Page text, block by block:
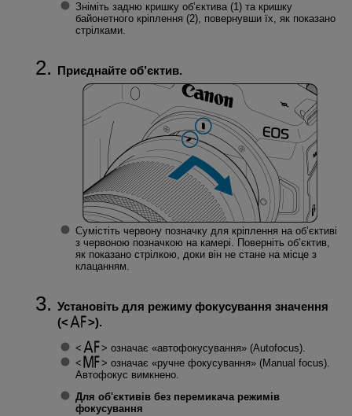
Зніміть задню кришку об’єктива (1) та кришку
байонетного кріплення (2), повернувши їх, як показано
стрілками.
Приєднайте об’єктив.
Сумістіть червону позначку для кріплення на об’єктиві
з червоною позначкою на камері. Поверніть об’єктив,
як показано стрілкою, доки він не стане на місце з
клацанням.
Установіть для режиму фокусування значення
(
).
означає «автофокусування» (Autofocus).
означає «ручне фокусування» (Manual focus).
Автофокус вимкнено.
Для об'єктивів без перемикача режимів
фокусування